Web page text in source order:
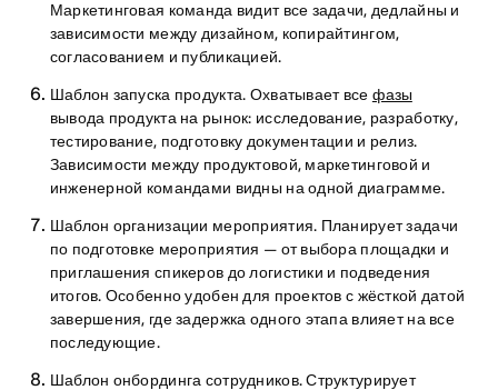
Маркетинговая команда видит все задачи, дедлайны и
зависимости между дизайном, копирайтингом,
согласованием и публикацией.
Шаблон запуска продукта. Охватывает все фазы
вывода продукта на рынок: исследование, разработку,
тестирование, подготовку документации и релиз.
Зависимости между продуктовой, маркетинговой и
инженерной командами видны на одной диаграмме.
Шаблон организации мероприятия. Планирует задачи
по подготовке мероприятия — от выбора площадки и
приглашения спикеров до логистики и подведения
итогов. Особенно удобен для проектов с жёсткой датой
завершения, где задержка одного этапа влияет на все
последующие.
Шаблон онбординга сотрудников. Структурирует